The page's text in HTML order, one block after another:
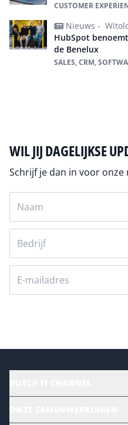
CUSTOMER
Nieuws -
HubSpot
de Benelux
SALES, CRM,
WIL JIJ DAGELIJKSE
Schrijf je dan in voor onze